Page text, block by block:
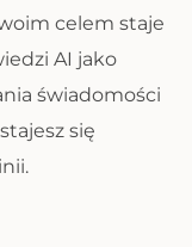
celem staje
AI jako
świadomości
się